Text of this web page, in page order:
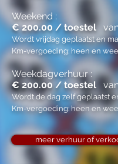
Weekend :
€ 200.00 / toestel
Wordt vrijdag geplaatst en
Km-vergoeding: heen en
Weekdagverhuur :
€ 200.00 / toestel
Wordt de dag zelf geplaatst
Km-vergoeding: heen en
meer verhuur of